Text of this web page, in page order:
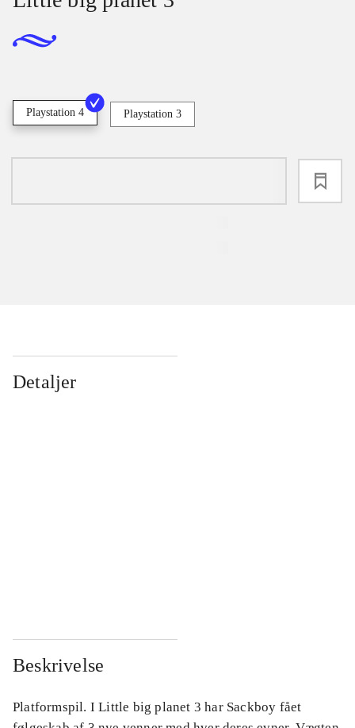
Playstation 4 Playstation 3
Detaljer
Beskrivelse
Platformspil. I Little big planet 3 har Sackboy fået